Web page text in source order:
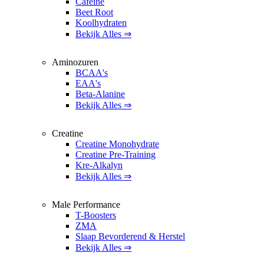
Beet Root
Koolhydraten
Bekijk Alles ⇒
Aminozuren
BCAA's
EAA's
Beta-Alanine
Bekijk Alles ⇒
Creatine
Creatine Monohydrate
Creatine Pre-Training
Kre-Alkalyn
Bekijk Alles ⇒
Male Performance
T-Boosters
ZMA
Slaap Bevorderend & Herstel
Bekijk Alles ⇒